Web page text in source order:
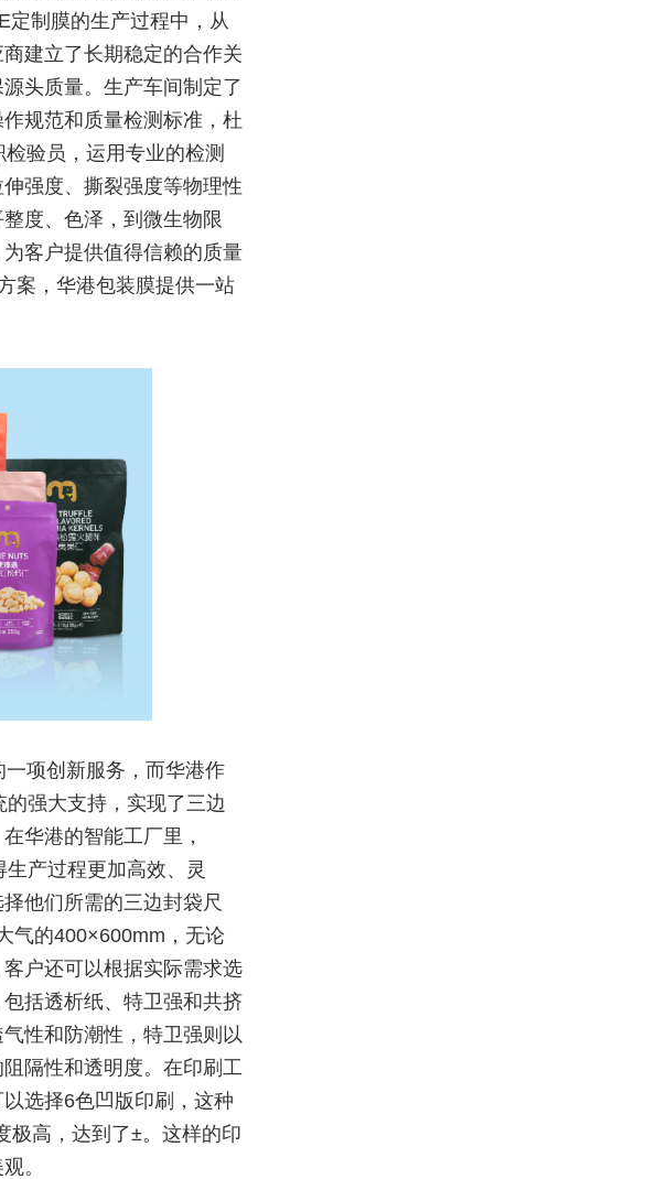
定制膜的生产过程中，从
建立了长期稳定的合作关
头质量。生产车间制定了
规范和质量检测标准，杜
验员，运用专业的检测
强度、撕裂强度等物理性
度、色泽，到微生物限
客户提供值得信赖的质量
案，华港包装膜提供一站
项创新服务，而华港作
强大支持，实现了三边
华港的智能工厂里，
产过程更加高效、灵
他们所需的三边封袋尺
气的400×600mm，无论
户还可以根据实际需求选
括透析纸、特卫强和共挤
性和防潮性，特卫强则以
隔性和透明度。在印刷工
选择6色凹版印刷，这种
极高，达到了±。这样的印
。